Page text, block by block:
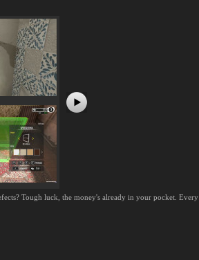
Tough luck, the money's already in your pocket. Every